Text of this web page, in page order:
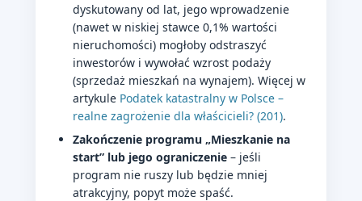
dyskutowany od lat, jego wprowadzenie
(nawet w niskiej stawce 0,1% wartości
nieruchomości) mogłoby odstraszyć
inwestorów i wywołać wzrost podaży
(sprzedaż mieszkań na wynajem). Więcej w
artykule Podatek katastralny w Polsce –
realne zagrożenie dla właścicieli? (201).
Zakończenie programu „Mieszkanie na
start” lub jego ograniczenie – jeśli
program nie ruszy lub będzie mniej
atrakcyjny, popyt może spaść.